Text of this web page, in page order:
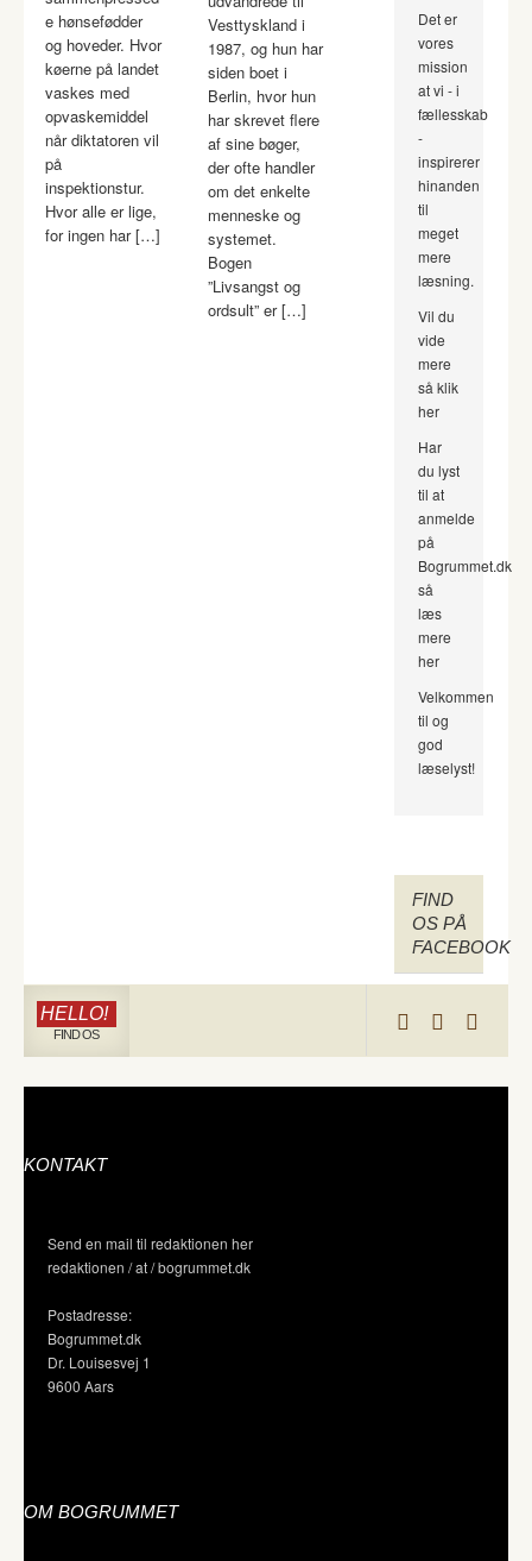
e hønsefødder
og hoveder. Hvor
køerne på landet
vaskes med
opvaskemiddel
når diktatoren vil
på
inspektionstur.
Hvor alle er lige,
for ingen har […]
Vesttyskland i
1987, og hun har
siden boet i
Berlin, hvor hun
har skrevet flere
af sine bøger,
der ofte handler
om det enkelte
menneske og
systemet.
Bogen
”Livsangst og
ordsult” er […]
Det er
vores
mission
at vi - i
fællesskab
-
inspirerer
hinanden
til
meget
mere
læsning.
Vil du
vide
mere
så klik
her
Har
du lyst
til at
anmelde
på
Bogrummet.dk
så
læs
mere
her
Velkommen
til og
god
læselyst!
FIND
OS PÅ
FACEBOOK
HELLO!
FIND OS
KONTAKT
Send en mail til redaktionen her
redaktionen / at / bogrummet.dk
Postadresse:
Bogrummet.dk
Dr. Louisesvej 1
9600 Aars
OM BOGRUMMET